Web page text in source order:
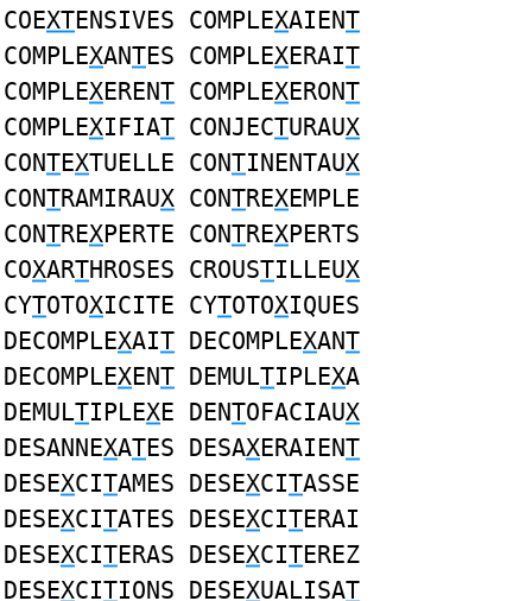
COEXTENSIVES COMPLEXAIENT
COMPLEXANTES COMPLEXERAIT
COMPLEXERENT COMPLEXERONT
COMPLEXIFIAT CONJECTURAUX
CONTEXTUELLE CONTINENTAUX
CONTRAMIRAUX CONTREXEMPLE
CONTREXPERTE CONTREXPERTS
COXARTHROSES CROUSTILLEUX
CYTOTOXICITE CYTOTOXIQUES
DECOMPLEXAIT DECOMPLEXANT
DECOMPLEXENT DEMULTIPLEXA
DEMULTIPLEXE DENTOFACIAUX
DESANNEXATES DESAXERAIENT
DESEXCITAMES DESEXCITASSE
DESEXCITATES DESEXCITERAI
DESEXCITERAS DESEXCITEREZ
DESEXCITIONS DESEXUALISAT